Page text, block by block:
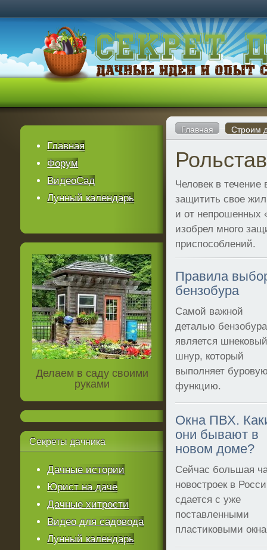
Главная Строим
Человек в
защитить свое
и от непрошенных
изобрел много
приспособлений.
Правила
бензобура
Самой важной
деталью бензобура
является
шнур, который
выполняет
функцию.
Окна ПВХ.
они бывают в
новом доме?
Сейчас большая
новостроек в
сдается с уже
поставленными
пластиковыми
Главная
Форум
ВидеоСад
Лунный календарь
Делаем в саду своими
руками
Секреты дачника
Дачные истории
Юрист на даче
Дачные хитрости
Видео для садовода
Лунный календарь